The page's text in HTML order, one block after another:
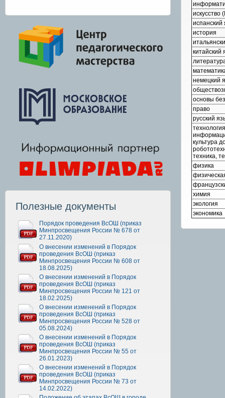
Полезные документы
Порядок проведения ВсОШ (приказ
Минпросвещения России № 678 от
27.11.2020)
О внесении изменений в Порядок
проведения ВсОШ (приказ
Минпросвещения России № 608 от
18.08.2025)
О внесении изменений в Порядок
проведения ВсОШ (приказ
Минпросвещения России № 121 от
18.02.2025)
О внесении изменений в Порядок
проведения ВсОШ (приказ
Минпросвещения России № 528 от
05.08.2024)
О внесении изменений в Порядок
проведения ВсОШ (приказ
Минпросвещения России № 55 от
26.01.2023)
О внесении изменений в Порядок
проведения ВсОШ (приказ
Минпросвещения России № 73 от
14.02.2022)
искусство
испанский
история
китайский
немецкий
основы
право
русский
технология
культура
техника,
физика
химия
экология
экономика